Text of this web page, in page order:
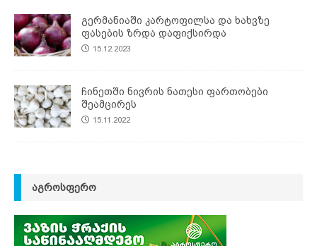
გერმანიაში კარტოფილსა და ხახვზე
ფასების ზრდა დაფიქსირდა
15.12.2023
ჩინეთში ნივრის ნათესი ფართობები
შეამცირეს
15.11.2022
ᲐᲒᲠᲝᲡᲤᲔᲠᲝ